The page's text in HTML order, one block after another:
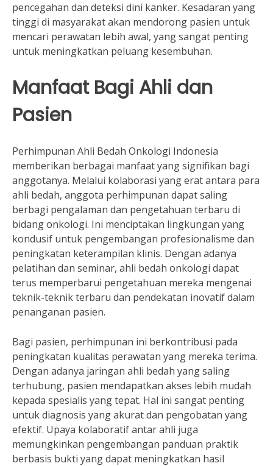
pencegahan dan deteksi dini kanker. Kesadaran yang
tinggi di masyarakat akan mendorong pasien untuk
mencari perawatan lebih awal, yang sangat penting
untuk meningkatkan peluang kesembuhan.
Manfaat Bagi Ahli dan
Pasien
Perhimpunan Ahli Bedah Onkologi Indonesia
memberikan berbagai manfaat yang signifikan bagi
anggotanya. Melalui kolaborasi yang erat antara para
ahli bedah, anggota perhimpunan dapat saling
berbagi pengalaman dan pengetahuan terbaru di
bidang onkologi. Ini menciptakan lingkungan yang
kondusif untuk pengembangan profesionalisme dan
peningkatan keterampilan klinis. Dengan adanya
pelatihan dan seminar, ahli bedah onkologi dapat
terus memperbarui pengetahuan mereka mengenai
teknik-teknik terbaru dan pendekatan inovatif dalam
penanganan pasien.
Bagi pasien, perhimpunan ini berkontribusi pada
peningkatan kualitas perawatan yang mereka terima.
Dengan adanya jaringan ahli bedah yang saling
terhubung, pasien mendapatkan akses lebih mudah
kepada spesialis yang tepat. Hal ini sangat penting
untuk diagnosis yang akurat dan pengobatan yang
efektif. Upaya kolaboratif antar ahli juga
memungkinkan pengembangan panduan praktik
berbasis bukti yang dapat meningkatkan hasil